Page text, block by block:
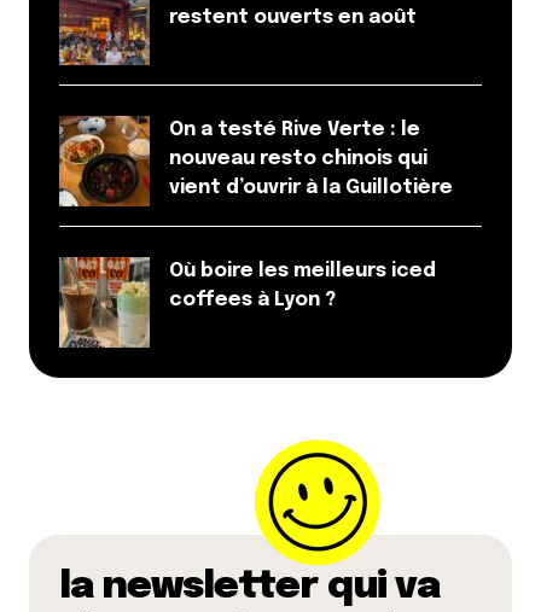
restent ouverts en août
On a testé Rive Verte : le
nouveau resto chinois qui
vient d’ouvrir à la Guillotière
Où boire les meilleurs iced
coffees à Lyon ?
la newsletter qui va